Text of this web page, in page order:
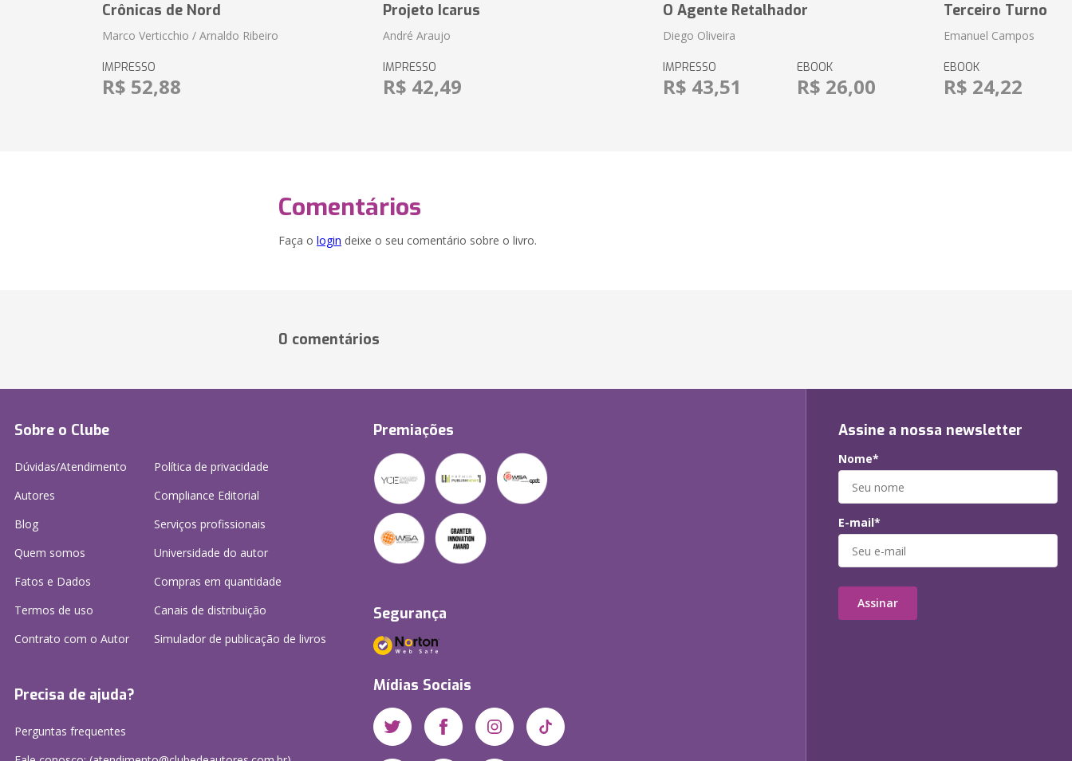
Crônicas de Nord
Marco Verticchio / Arnaldo Ribeiro
IMPRESSO
R$ 52,88
Projeto Icarus
André Araujo
IMPRESSO
R$ 42,49
O Agente Retalhador
Diego Oliveira
IMPRESSO
R$ 43,51
EBOOK
R$ 26,00
Terceiro Turno
Emanuel Campos
EBOOK
R$ 24,22
Comentários
Faça o login deixe o seu comentário sobre o livro.
0 comentários
Sobre o Clube
Dúvidas/Atendimento
Autores
Blog
Quem somos
Fatos e Dados
Termos de uso
Contrato com o Autor
Política de privacidade
Compliance Editorial
Serviços profissionais
Universidade do autor
Compras em quantidade
Canais de distribuição
Simulador de publicação de livros
Precisa de ajuda?
Perguntas frequentes
Premiações
Segurança
Mídias Sociais
Assine a nossa newsletter
Nome*
E-mail*
Assinar